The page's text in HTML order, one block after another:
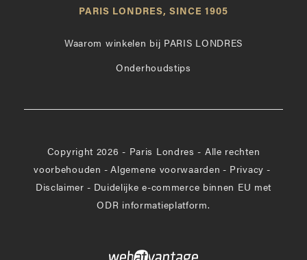
Instagram
op
PARIS LONDRES, SINCE 1905
Waarom winkelen bij PARIS LONDRES
Onderhoudstips
Copyright 2026 - Paris Londres - Alle rechten
voorbehouden - Algemene voorwaarden - Privacy -
Disclaimer - Duidelijke e-commerce binnen EU met
ODR informatieplatform.